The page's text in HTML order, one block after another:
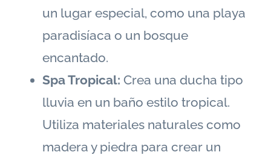
un lugar especial, como una playa
paradisíaca o un bosque
encantado.
Spa Tropical: Crea una ducha tipo
lluvia en un baño estilo tropical.
Utiliza materiales naturales como
madera y piedra para crear un